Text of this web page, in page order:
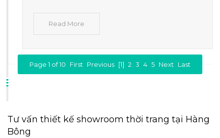
Read More
Page 1 of 10 First Previous [1] 2 3 4 5 Next Last
Tư vấn thiết kế showroom thời trang tại Hàng
Bông